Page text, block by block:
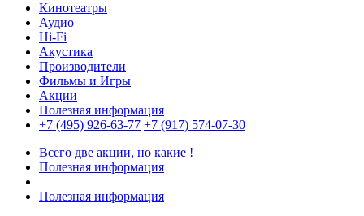
Кинотеатры
Аудио
Hi-Fi
Акустика
Производители
Фильмы и Игры
Акции
Полезная информация
+7 (495) 926-63-77 +7 (917) 574-07-30
Всего две акции, но какие !
Полезная информация
Полезная информация